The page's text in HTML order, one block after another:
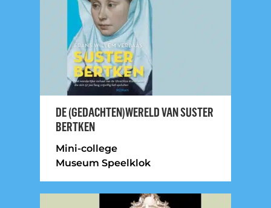
DE (GEDACHTEN)WERELD VAN SUSTER
BERTKEN
Mini-college
Museum Speelklok